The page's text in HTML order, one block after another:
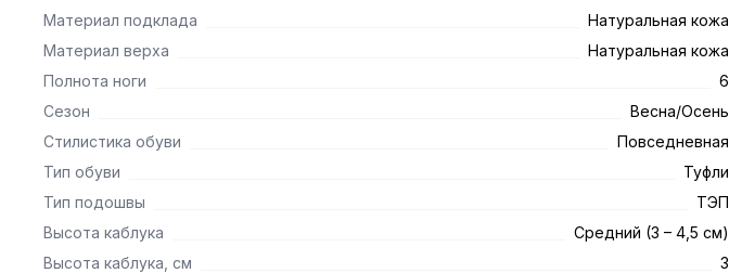
Материал подклада
Натуральная кожа
Материал верха
Натуральная кожа
Полнота ноги
6
Сезон
Весна/Осень
Стилистика обуви
Повседневная
Тип обуви
Туфли
Тип подошвы
ТЭП
Высота каблука
Средний (3 – 4,5 см)
Высота каблука, см
3